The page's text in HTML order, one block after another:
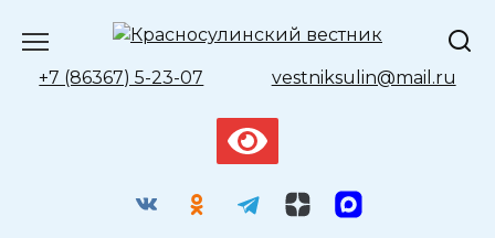
содержанию
+7 (86367) 5-23-07 vestniksulin@mail.ru